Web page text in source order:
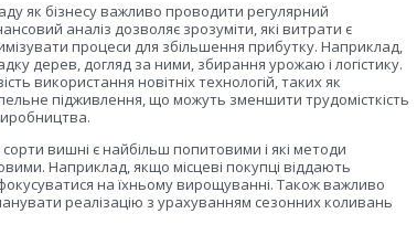
як бізнесу важливо проводити регулярний
аналіз дозволяє зрозуміти, які витрати є
процеси для збільшення прибутку. Наприклад,
дерев, догляд за ними, збирання урожаю і логістику.
використання новітніх технологій, таких як
підживлення, що можуть зменшити трудомісткість
сорти вишні є найбільш попитовими і які методи
Наприклад, якщо місцеві покупці віддають
на їхньому вирощуванні. Також важливо
реалізацію з урахуванням сезонних коливань